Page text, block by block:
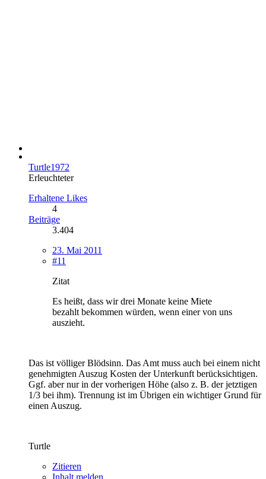
Turtle1972
Erleuchteter
Erhaltene Likes
4
Beiträge
3.404
23. Mai 2011
#11
Zitat
Es heißt, dass wir drei Monate keine Miete
bezahlt bekommen würden, wenn einer von uns
auszieht.
Das ist völliger Blödsinn. Das Amt muss auch bei einem nicht
genehmigten Auszug Kosten der Unterkunft berücksichtigen.
Ggf. aber nur in der vorherigen Höhe (also z. B. der jetztigen
1/3 bei ihm). Trennung ist im Übrigen ein wichtiger Grund für
einen Auszug.
Turtle
Zitieren
Inhalt melden